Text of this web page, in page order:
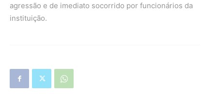
agressão e de imediato socorrido por funcionários da
instituição.